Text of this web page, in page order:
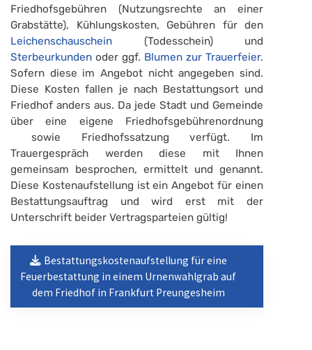
Friedhofsgebühren (Nutzungsrechte an einer
Grabstätte), Kühlungskosten, Gebühren für den
Leichenschauschein (Todesschein) und
Sterbeurkunden oder ggf. Blumen zur Trauerfeier.
Sofern diese im Angebot nicht angegeben sind.
Diese Kosten fallen je nach Bestattungsort und
Friedhof anders aus. Da jede Stadt und Gemeinde
über eine eigene Friedhofsgebührenordnung
sowie Friedhofssatzung verfügt. Im
Trauergespräch werden diese mit Ihnen
gemeinsam besprochen, ermittelt und genannt.
Diese Kostenaufstellung ist ein Angebot für einen
Bestattungsauftrag und wird erst mit der
Unterschrift beider Vertragsparteien gültig!
Bestattungskostenaufstellung für eine
Feuerbestattung in einem Urnenwahlgrab auf
dem Friedhof in Frankfurt Preungesheim